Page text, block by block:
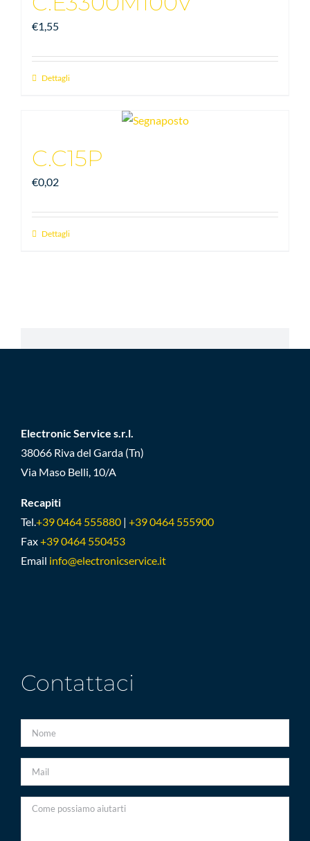
€1,55
Dettagli
C.C15P
€0,02
Dettagli
Electronic Service s.r.l.
38066 Riva del Garda (Tn)
Via Maso Belli, 10/A
Recapiti
Tel.+39 0464 555880 | +39 0464 555900
Fax+39 0464 550453
Email info@electronicservice.it
Contattaci